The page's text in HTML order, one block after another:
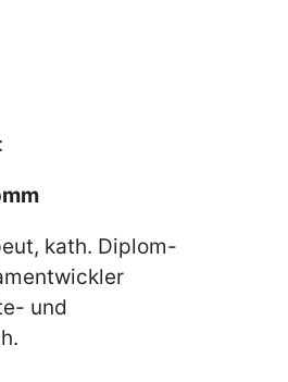
kath. Diplom-
und